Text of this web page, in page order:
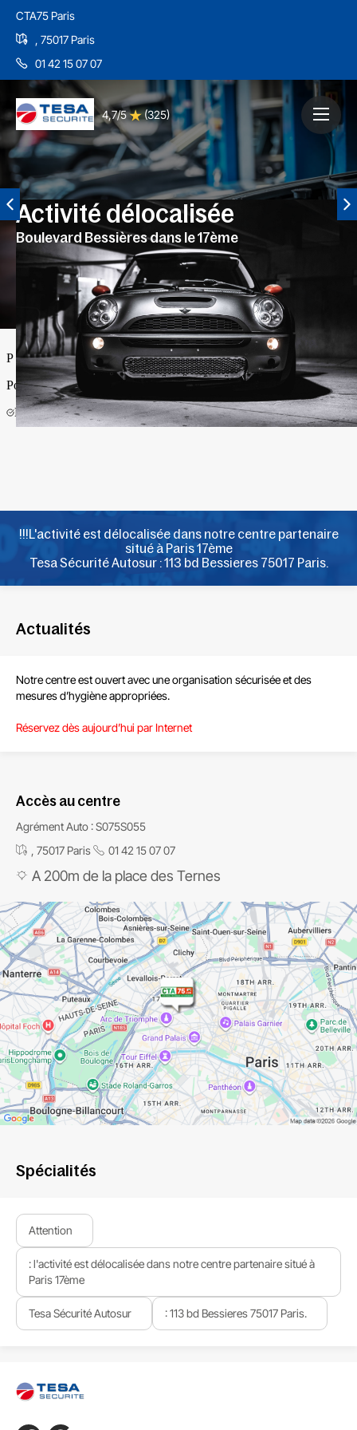
CTA75 Paris
, 75017 Paris
01 42 15 07 07
4,7/5 (325)
Activité délocalisée
Boulevard Bessières dans le 17ème
!!!L'activité est délocalisée dans notre centre partenaire
situé à Paris 17ème
Tesa Sécurité Autosur : 113 bd Bessieres 75017 Paris.
Actualités
Notre centre est ouvert avec une organisation sécurisée et des
mesures d’hygiène appropriées.
Réservez dès aujourd’hui par Internet
Accès au centre
Agrément Auto : S075S055
, 75017 Paris
01 42 15 07 07
A 200m de la place des Ternes
Spécialités
Attention
: l'activité est délocalisée dans notre centre partenaire situé à
Paris 17ème
Tesa Sécurité Autosur : 113 bd Bessieres 75017 Paris.